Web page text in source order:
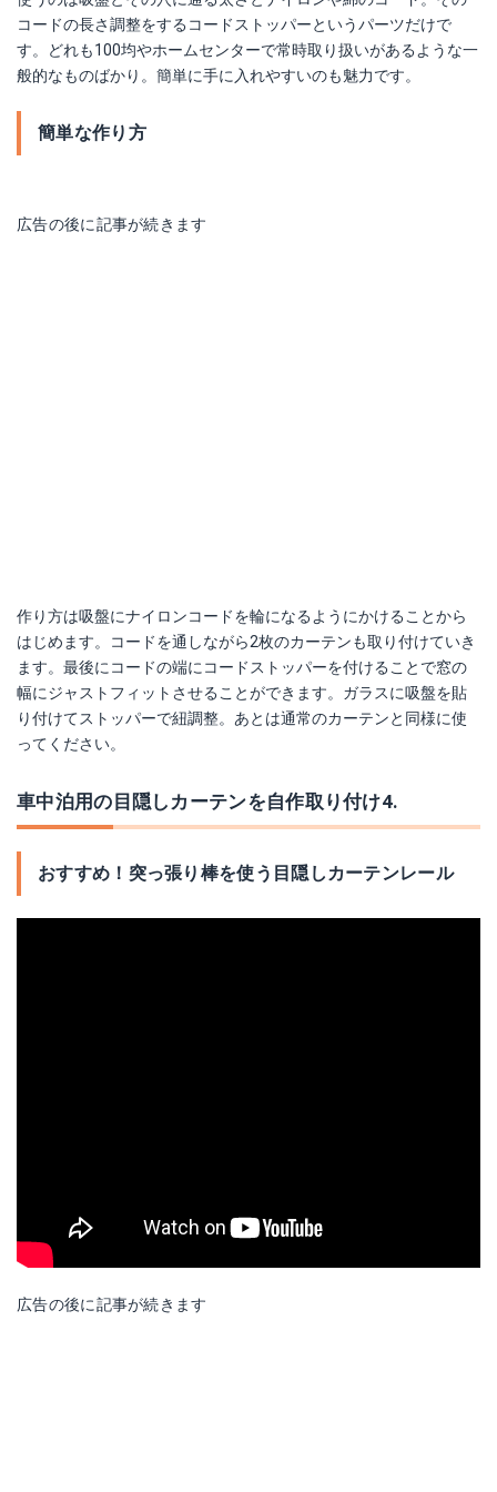
コードの長さ調整をするコードストッパーというパーツだけで
す。どれも100均やホームセンターで常時取り扱いがあるような一
般的なものばかり。簡単に手に入れやすいのも魅力です。
簡単な作り方
広告の後に記事が続きます
作り方は吸盤にナイロンコードを輪になるようにかけることから
はじめます。コードを通しながら2枚のカーテンも取り付けていき
ます。最後にコードの端にコードストッパーを付けることで窓の
幅にジャストフィットさせることができます。ガラスに吸盤を貼
り付けてストッパーで紐調整。あとは通常のカーテンと同様に使
ってください。
車中泊用の目隠しカーテンを自作取り付け4.
おすすめ！突っ張り棒を使う目隠しカーテンレール
広告の後に記事が続きます